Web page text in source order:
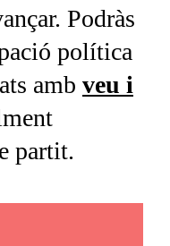
Podràs
política
amb veu i
partit.